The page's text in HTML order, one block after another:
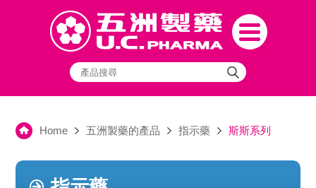
Home 五洲製藥的產品 指示藥 斯斯系列